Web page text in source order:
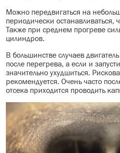
Можно передвигаться на
периодически останавливаться,
Также при среднем прогреве
цилиндров.
В большинстве случаев
после перегрева, а если и
значительно ухудшиться.
рекомендуется. Очень часто
отсека приходится проводить